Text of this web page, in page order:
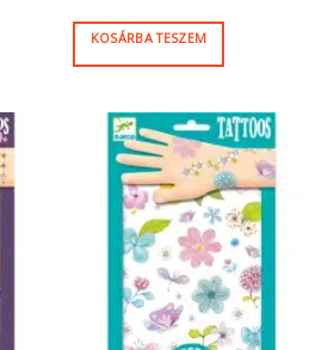
KOSÁRBA TESZEM